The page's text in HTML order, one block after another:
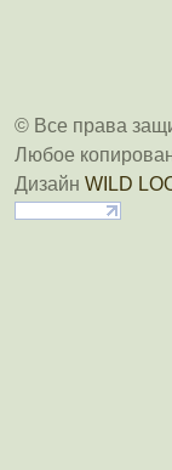
© Все права
Любое
Дизайн WILD